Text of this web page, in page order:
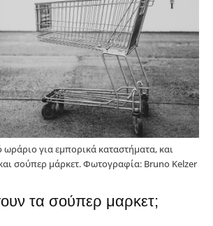
ωράριο για εμπορικά καταστήματα, και
σούπερ μάρκετ. Φωτογραφία: Bruno Kelzer
τα σούπερ μαρκετ;